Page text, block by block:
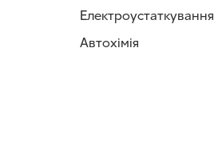
Електроустаткування
Автохімія